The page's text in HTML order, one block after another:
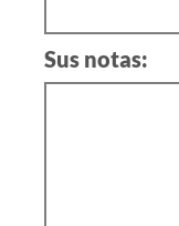
Sus notas: